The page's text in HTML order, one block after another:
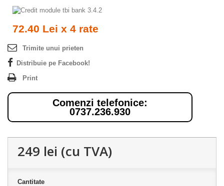
72.40 Lei x 4 rate
Trimite unui prieten
Distribuie pe Facebook!
Print
Comenzi telefonice:
0737.236.930
249 lei (cu TVA)
Cantitate